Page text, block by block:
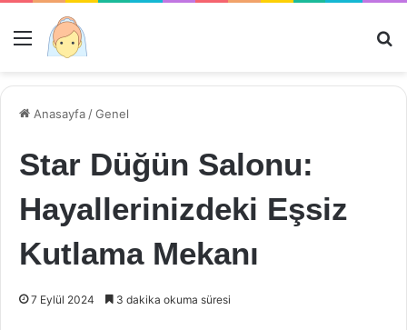
Menü
Anasayfa /Genel
Star Düğün Salonu:
Hayallerinizdeki Eşsiz
Kutlama Mekanı
7 Eylül 2024 3 dakika okuma süresi